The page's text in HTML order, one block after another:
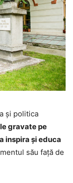
și politica
gravate pe
inspira și educa
său față de